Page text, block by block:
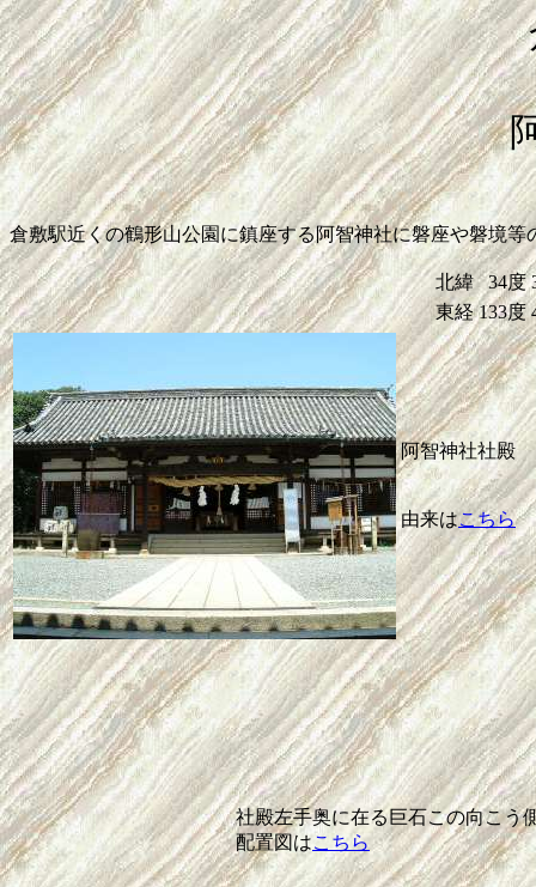
倉敷駅近くの鶴形山公園に鎮座する阿智神社に磐座や磐境等
北緯 34度
東経 133度
阿智神社社殿
由来はこちら
社殿左手奥に在る巨石この向こう
配置図はこちら